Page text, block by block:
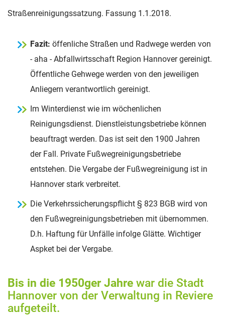
Straßenreinigungssatzung. Fassung 1.1.2018.
Fazit: öffenliche Straßen und Radwege werden von
- aha - Abfallwirtsschaft Region Hannover gereinigt.
Öffentliche Gehwege werden von den jeweiligen
Anliegern verantwortlich gereinigt.
Im Winterdienst wie im wöchenlichen
Reinigungsdienst. Dienstleistungsbetriebe können
beauftragt werden. Das ist seit den 1900 Jahren
der Fall. Private Fußwegreinigungsbetriebe
entstehen. Die Vergabe der Fußwegreinigung ist in
Hannover stark verbreitet.
Die Verkehrssicherungspflicht § 823 BGB wird von
den Fußwegreinigungsbetrieben mit übernommen.
D.h. Haftung für Unfälle infolge Glätte. Wichtiger
Aspket bei der Vergabe.
Bis in die 1950ger Jahre war die Stadt
Hannover von der Verwaltung in Reviere
aufgeteilt.